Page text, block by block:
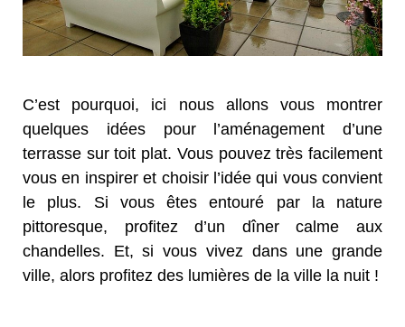
C’est pourquoi, ici nous allons vous montrer
quelques idées pour l’aménagement d’une
terrasse sur toit plat. Vous pouvez très facilement
vous en inspirer et choisir l’idée qui vous convient
le plus. Si vous êtes entouré par la nature
pittoresque, profitez d’un dîner calme aux
chandelles. Et, si vous vivez dans une grande
ville, alors profitez des lumières de la ville la nuit !